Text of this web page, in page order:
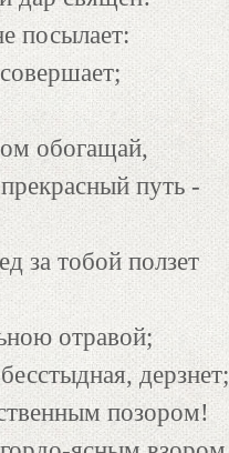
посылает:
обогащай,
путь -
за тобой ползет
отравой;
дерзнет;
позором!